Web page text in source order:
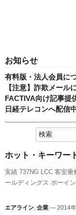
お知らせ
有料版・法人会員に
【注意】詐欺メール
FACTIVA向け記事提
日経テレコンへ配信
ホット・キーワー
実績 737NG LCC 客室乗
ールディングス ボーイ
ロナウイルス 新千歳空港
エアライン, 企業 — 2014